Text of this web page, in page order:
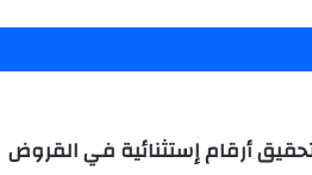
أرقام إستثنائية في القروض